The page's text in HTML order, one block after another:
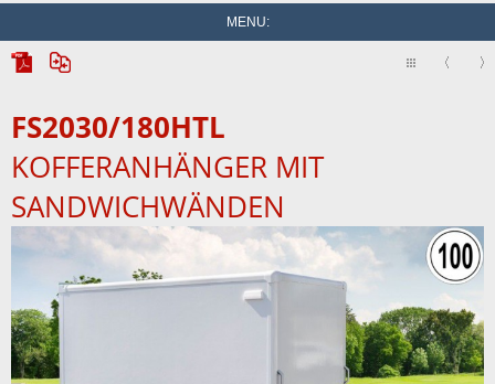
MENU:
FS2030/180HTL
KOFFERANHÄNGER MIT
SANDWICHWÄNDEN